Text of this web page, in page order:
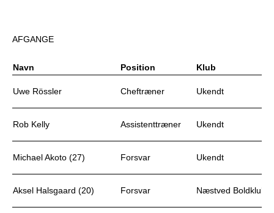
AFGANGE
Navn Position Klub
Uwe Rössler Cheftræner Ukendt
Rob Kelly Assistenttræner Ukendt
Michael Akoto (27) Forsvar Ukendt
Aksel Halsgaard (20) Forsvar Næstved Boldklub